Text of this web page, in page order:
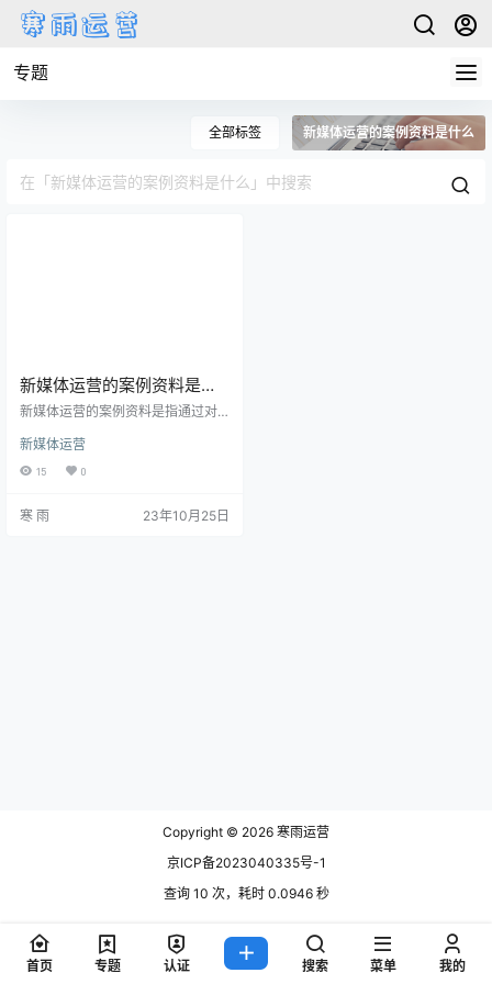
专题
全部标签 新媒体运营的案例资料是什么
新媒体运营的案例资料是什
么
新媒体运营的案例资料是指通过对
总结，提炼出的具有代表性和指导
意义的案例资料，以供其他从事新
营策略的制定、运营活动的执行等
新媒体运营
15 0
寒 雨 23年10月25日
Copyright © 2026 寒雨运营
京ICP备2023040335号-1
查询 10 次，耗时 0.0946 秒
首页 专题 认证 搜索 菜单 我的